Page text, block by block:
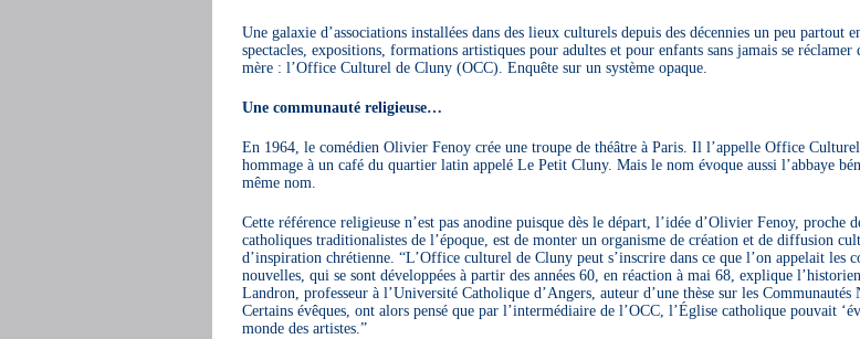
Une galaxie d’associations installées dans des lieux culturels depuis des décennies un peu partout
spectacles, expositions, formations artistiques pour adultes et pour enfants sans jamais se réclamer
mère : l’Office Culturel de Cluny (OCC). Enquête sur un système opaque.
Une communauté religieuse…
En 1964, le comédien Olivier Fenoy crée une troupe de théâtre à Paris. Il l’appelle Office
hommage à un café du quartier latin appelé Le Petit Cluny. Mais le nom évoque aussi l’abbaye
même nom.
Cette référence religieuse n’est pas anodine puisque dès le départ, l’idée d’Olivier Fenoy, proche
catholiques traditionalistes de l’époque, est de monter un organisme de création et de diffusion
d’inspiration chrétienne. “L’Office culturel de Cluny peut s’inscrire dans ce que l’on appelait les
nouvelles, qui se sont développées à partir des années 60, en réaction à mai 68, explique
Landron, professeur à l’Université Catholique d’Angers, auteur d’une thèse sur les Communautés
Certains évêques, ont alors pensé que par l’intermédiaire de l’OCC, l’Église catholique pouvait
monde des artistes.”